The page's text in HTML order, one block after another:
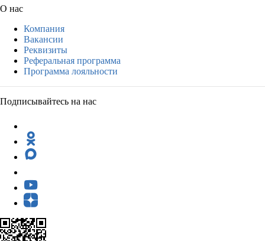
О нас
Компания
Вакансии
Реквизиты
Реферальная программа
Программа лояльности
Подписывайтесь на нас